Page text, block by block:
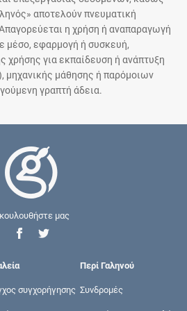
αποτελούν πνευματική
η χρήση ή αναπαραγωγή
μέσο, εφαρμογή ή συσκευή,
χρήσης για εκπαίδευση ή ανάπτυξη
μηχανικής μάθησης ή παρόμοιων
γραπτή άδεια.
μας
συγχορήγησης
Περί Γαληνού
Συνδρομές